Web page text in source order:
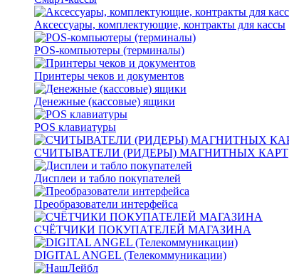
Аксессуары, комплектующие, контракты для кассы
POS-компьютеры (терминалы)
Принтеры чеков и документов
Денежные (кассовые) ящики
POS клавиатуры
СЧИТЫВАТЕЛИ (РИДЕРЫ) МАГНИТНЫХ КАРТ
Дисплеи и табло покупателей
Преобразователи интерфейса
СЧЁТЧИКИ ПОКУПАТЕЛЕЙ МАГАЗИНА
DIGITAL ANGEL (Телекоммуникации)